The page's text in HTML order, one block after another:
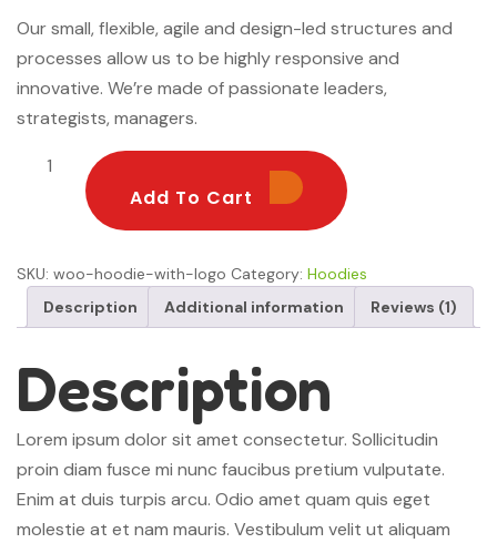
Our small, flexible, agile and design-led structures and
processes allow us to be highly responsive and
innovative. We’re made of passionate leaders,
strategists, managers.
Add To Cart
Add To Cart
SKU: woo-hoodie-with-logo Category: Hoodies
Description
Additional information Reviews (1)
Description
Lorem ipsum dolor sit amet consectetur. Sollicitudin
proin diam fusce mi nunc faucibus pretium vulputate.
Enim at duis turpis arcu. Odio amet quam quis eget
molestie at et nam mauris. Vestibulum velit ut aliquam